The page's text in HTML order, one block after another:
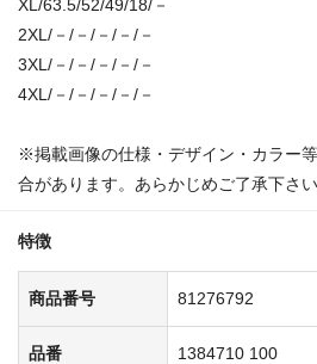
XL/63.5/52/49/18/－
2XL/－/－/－/－/－
3XL/－/－/－/－/－
4XL/－/－/－/－/－
※掲載画像の仕様・デザイン・カラー
合があります。あらかじめご了承下さい
特徴
商品番号 81276792
品番 1384710 100